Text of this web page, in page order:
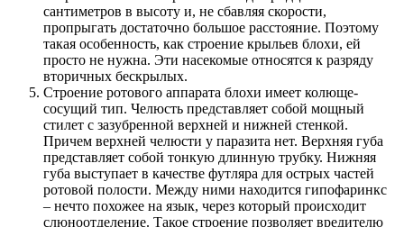
сантиметров в высоту и, не сбавляя скорости,
пропрыгать достаточно большое расстояние. Поэтому
такая особенность, как строение крыльев блохи, ей
просто не нужна. Эти насекомые относятся к разряду
вторичных бескрылых.
Строение ротового аппарата блохи имеет колюще-
сосущий тип. Челюсть представляет собой мощный
стилет с зазубренной верхней и нижней стенкой.
Причем верхней челюсти у паразита нет. Верхняя губа
представляет собой тонкую длинную трубку. Нижняя
губа выступает в качестве футляра для острых частей
ротовой полости. Между ними находится гипофаринкс
– нечто похожее на язык, через который происходит
слюноотделение. Такое строение позволяет вредителю